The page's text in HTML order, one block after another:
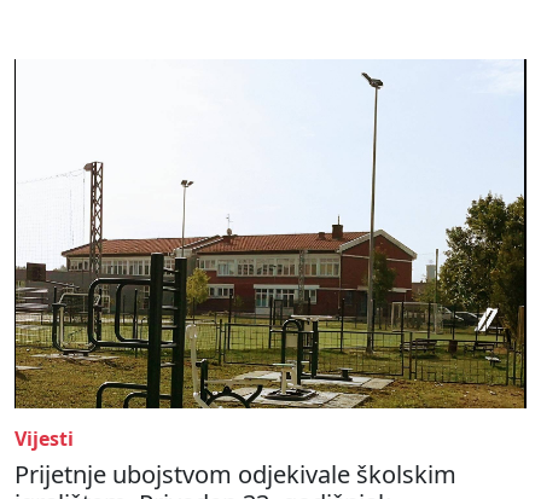
Vijesti
Prijetnje ubojstvom odjekivale školskim